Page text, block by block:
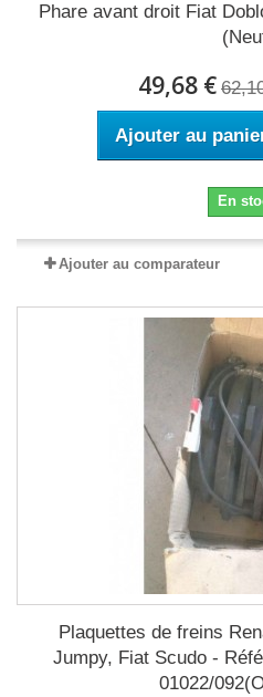
Phare avant droit Fiat
49,68 €
Ajouter au
En
Ajouter au comparateur
Plaquettes de freins
Jumpy, Fiat Scudo -
01022/